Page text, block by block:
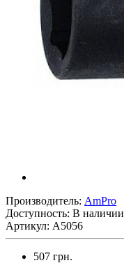
Производитель: AmPro
Доступность: В наличии
Артикул: A5056
507 грн.